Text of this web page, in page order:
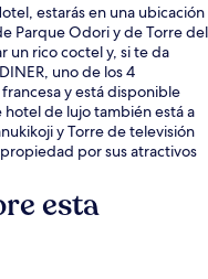
estarás en una ubicación
Parque Odori y de Torre del
un rico coctel y, si te da
uno de los 4
y está disponible
hotel de lujo también está a
y Torre de televisión
por sus atractivos
Yon-Chome está a 6
a 9 minutos.
esta